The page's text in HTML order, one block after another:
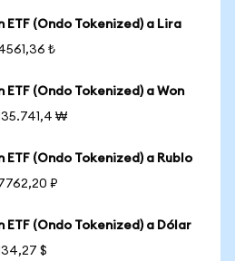
ETF (Ondo Tokenized) a Lira
₺
ETF (Ondo Tokenized) a Won
₩
ETF (Ondo Tokenized) a Rublo
₽
ETF (Ondo Tokenized) a Dólar
$